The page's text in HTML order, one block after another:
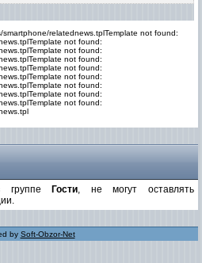
relatednews.tplTemplate not found:
not found:
not found:
not found:
not found:
not found:
not found:
not found:
not found:
группе Гости, не могут оставлять
by Soft-Obzor-Net